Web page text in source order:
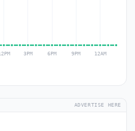
ADVERTISE HERE